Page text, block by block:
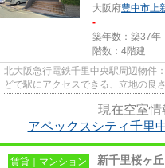
大阪府豊中市上
-
築年数：築37年
階数：4階建
北大阪急行電鉄千里中央駅周辺物件
どで駅にアクセスできる、立地の良
現在空室情
アペックスシティ千里
賃貸｜マンション 新千里桜ヶ